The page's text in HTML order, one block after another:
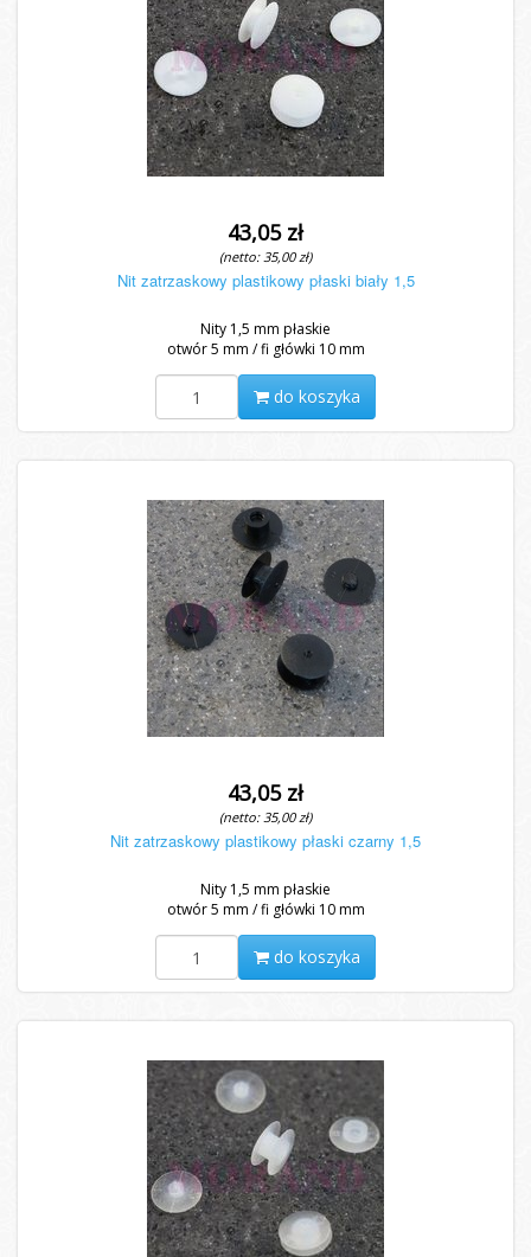
43,05 zł
(netto: 35,00 zł)
Nit zatrzaskowy plastikowy płaski biały 1,5
Nity 1,5 mm płaskie
otwór 5 mm / fi główki 10 mm
do koszyka
43,05 zł
(netto: 35,00 zł)
Nit zatrzaskowy plastikowy płaski czarny 1,5
Nity 1,5 mm płaskie
otwór 5 mm / fi główki 10 mm
do koszyka